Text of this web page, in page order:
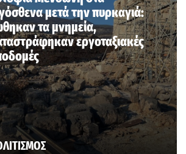
μετά την πυρκαγιά:
τα μνημεία,
εργοταξιακές